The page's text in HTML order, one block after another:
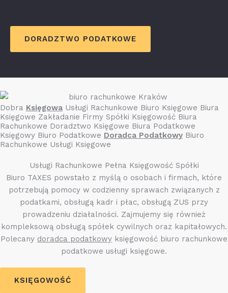
DORADZTWO PODATKOWE
Dobra Księgowa Usługi Rachunkowe Biuro Księgowe Biura
Księgowe Zakładanie Firmy Spółki Księgowość Biura
Rachunkowe Doradztwo Księgowe Biura Podatkowe
Księgowy Biuro Podatkowe Doradca Podatkowy Biuro
Rachunkowe Usługi Księgowe
Usługi Rachunkowe Pełna Księgowość Spółki
Biuro TAXES powstało z myślą o osobach i firmach, które
potrzebują pomocy w codzienny sprawach związanych z
podatkami, obsługą kadr i płac, obsługą ZUS przy
prowadzeniu działalności. Zajmujemy się również
kompleksową obsługą spółek cywilnych oraz kapitałowych.
Polecany doradca podatkowy księgowość biuro rachunkowe
podatkowe usługi księgowe.
KSIĘGOWOŚĆ